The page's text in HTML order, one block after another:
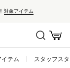
対象アイテム
イテム スタッフス